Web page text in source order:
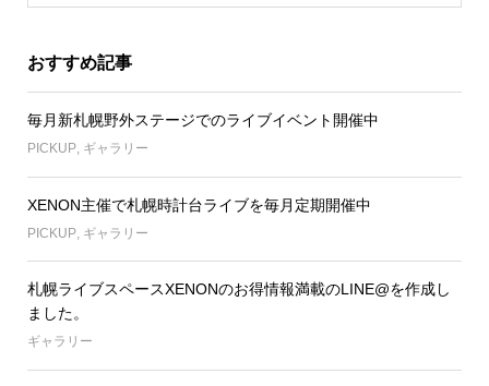
おすすめ記事
毎月新札幌野外ステージでのライブイベント開催中
PICKUP, ギャラリー
XENON主催で札幌時計台ライブを毎月定期開催中
PICKUP, ギャラリー
札幌ライブスペースXENONのお得情報満載のLINE@を作成し
ました。
ギャラリー